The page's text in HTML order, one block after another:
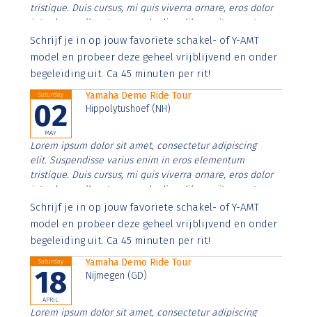
tristique. Duis cursus, mi quis viverra ornare, eros dolor
interdum nulla, ut commodo diam libero vitae erat.
Aenean faucibus nibh et justo cursus id rutrum lorem
imperdiet. Nunc ut sem vitae risus tristique posuere.
Schrijf je in op jouw favoriete schakel- of Y-AMT
model en probeer deze geheel vrijblijvend en onder
begeleiding uit. Ca 45 minuten per rit!
Saturday
02
MAY
Yamaha Demo Ride Tour
Hippolytushoef (NH)
Lorem ipsum dolor sit amet, consectetur adipiscing
elit. Suspendisse varius enim in eros elementum
tristique. Duis cursus, mi quis viverra ornare, eros dolor
interdum nulla, ut commodo diam libero vitae erat.
Aenean faucibus nibh et justo cursus id rutrum lorem
imperdiet. Nunc ut sem vitae risus tristique posuere.
Schrijf je in op jouw favoriete schakel- of Y-AMT
model en probeer deze geheel vrijblijvend en onder
begeleiding uit. Ca 45 minuten per rit!
Saturday
18
APRIL
Yamaha Demo Ride Tour
Nijmegen (GD)
Lorem ipsum dolor sit amet, consectetur adipiscing